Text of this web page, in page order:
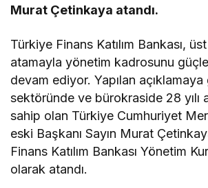
Murat Çetinkaya atandı.
Türkiye Finans Katılım Bankası,
atamayla yönetim kadrosunu
devam ediyor. Yapılan
sektöründe ve bürokraside 28 yılı
sahip olan Türkiye Cumhuriyet
eski Başkanı Sayın Murat
Finans Katılım Bankası Yönetim
olarak atandı.